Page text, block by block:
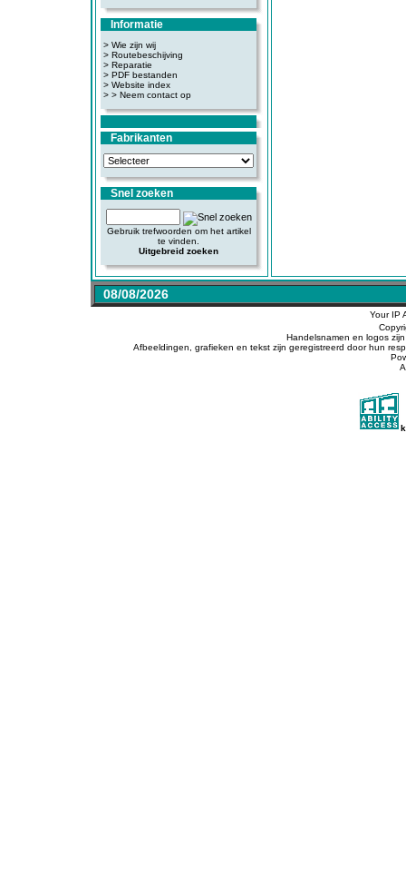
Informatie
> Wie zijn wij
> Routebeschijving
> Reparatie
> PDF bestanden
> Website index
> > Neem contact op
Fabrikanten
Snel zoeken
Gebruik trefwoorden om het artikel
te vinden.
Uitgebreid zoeken
08/08/2026
Your IP
Handelsnamen en logos
Afbeeldingen, grafieken en tekst zijn geregistreerd door hun